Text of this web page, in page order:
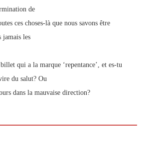
de
ces choses-là que nous savons être
jamais les
qui a la marque ‘repentance’, et es-tu
du salut? Ou
dans la mauvaise direction?